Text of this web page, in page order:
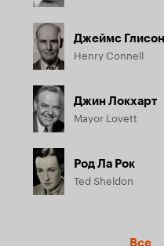
Джеймс Глисон
Henry Connell
Джин Локхарт
Mayor Lovett
Род Ла Рок
Ted Sheldon
Все